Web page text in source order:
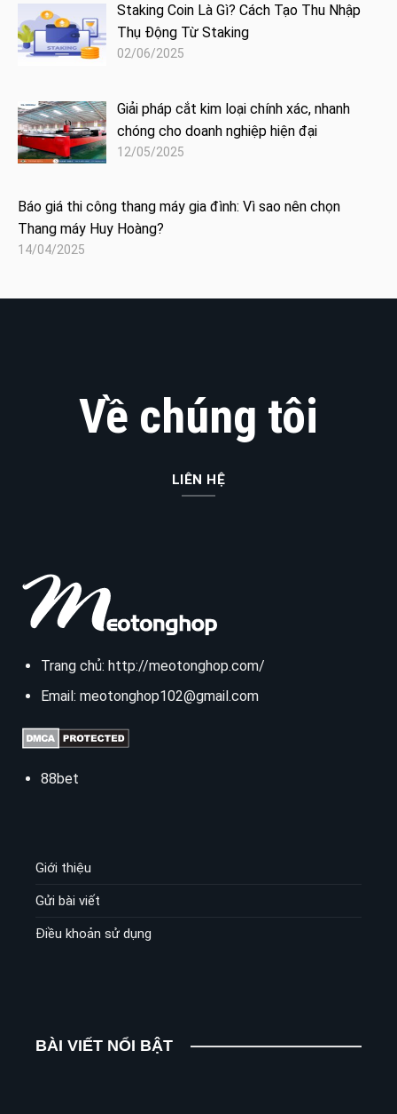
Staking Coin Là Gì? Cách Tạo Thu Nhập
Thụ Động Từ Staking
02/06/2025
Giải pháp cắt kim loại chính xác, nhanh
chóng cho doanh nghiệp hiện đại
12/05/2025
Báo giá thi công thang máy gia đình: Vì sao nên chọn
Thang máy Huy Hoàng?
14/04/2025
Về chúng tôi
LIÊN HỆ
Trang chủ: http://meotonghop.com/
Email: meotonghop102@gmail.com
88bet
Giới thiệu
Gửi bài viết
Điều khoản sử dụng
BÀI VIẾT NỔI BẬT